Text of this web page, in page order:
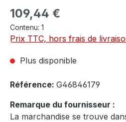
Prix régulier :
109,44 €
Contenu: 1
Prix TTC, hors frais de
Plus disponible
Référence: G46846179
Remarque du fournisseur :
La marchandise se trouve